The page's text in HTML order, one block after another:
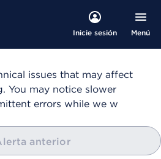
Inicie sesión Menú
issues that may affect
You may notice slower
errors while we w
anterior